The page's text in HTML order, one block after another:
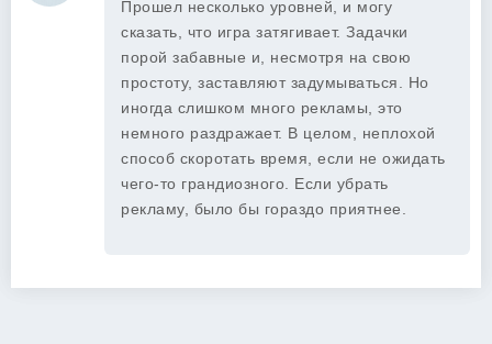
Прошел несколько уровней, и могу
сказать, что игра затягивает. Задачки
порой забавные и, несмотря на свою
простоту, заставляют задумываться. Но
иногда слишком много рекламы, это
немного раздражает. В целом, неплохой
способ скоротать время, если не ожидать
чего-то грандиозного. Если убрать
рекламу, было бы гораздо приятнее.